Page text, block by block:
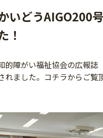
いどうAIGO200
！
的障がい福祉協会の広報誌
れました。コチラからご